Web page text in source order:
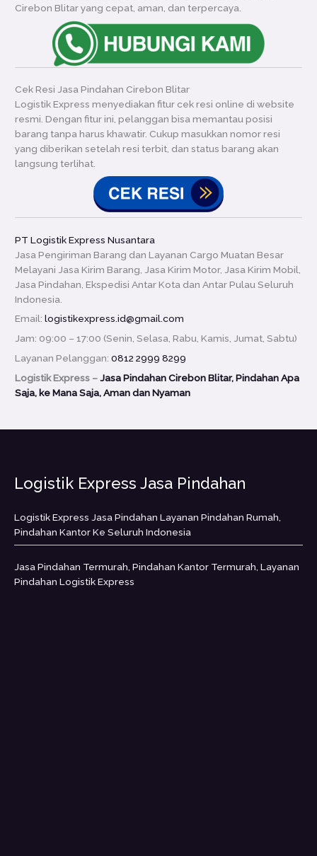
Cirebon Blitar yang cepat, aman, dan terpercaya.
Cek Resi Jasa Pindahan Cirebon Blitar
Logistik Express menyediakan fitur cek resi online di website
resmi. Dengan fitur ini, pelanggan bisa memantau posisi
barang tanpa harus khawatir. Cukup masukkan nomor resi
yang diberikan setelah resi terbit, dan status barang akan
langsung terlihat.
PT Logistik Express Nusantara
Jasa Pengiriman Barang dan Layanan Cargo Muatan Besar
Melayani Jasa Kirim Barang, Jasa Kirim Motor, Jasa Kirim Mobil,
Jasa Pindahan, Ekspedisi Antar Kota dan Antar Pulau Seluruh
Indonesia.
Email:logistikexpress.id@gmail.com
Jam: 09:00 – 17:00 (Senin, Selasa, Rabu, Kamis, Jumat, Sabtu)
Layanan Pelanggan:0812 2999 8299
Logistik Express –Jasa Pindahan Cirebon Blitar, Pindahan Apa
Saja, ke Mana Saja, Aman dan Nyaman
Logistik Express Jasa Pindahan
Logistik Express Jasa Pindahan Layanan Pindahan Rumah,
Pindahan Kantor Ke Seluruh Indonesia
Jasa Pindahan Termurah, Pindahan Kantor Termurah, Layanan
Pindahan Logistik Express